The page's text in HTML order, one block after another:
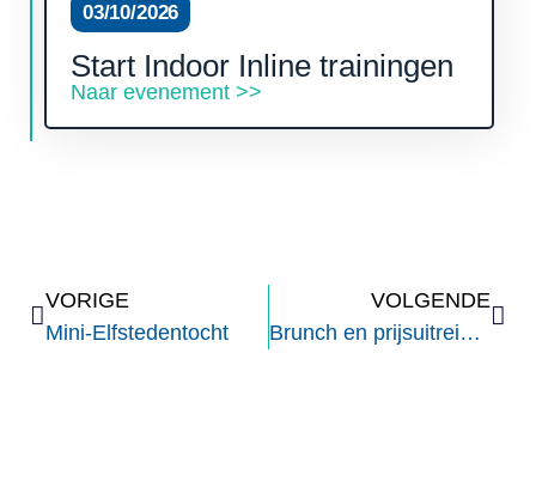
03/10/2026
Start Indoor Inline trainingen
Naar evenement >>
VORIGE
Mini-Elfstedentocht
VOLGENDE
Brunch en prijsuitreiking Meerenbos